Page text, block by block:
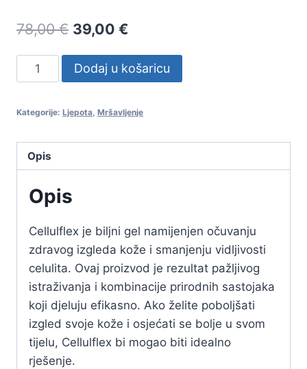
78,00€ Original
price
was:
39,00 €
price
is:
Cellulflex
količina
Dodaj u košaricu
Kategorije: Ljepota Mršavljenje
Opis
Opis
Cellulflex je biljni gel namijenjen očuvanju
zdravog izgleda kože i smanjenju vidljivosti
celulita. Ovaj proizvod je rezultat pažljivog
istraživanja i kombinacije prirodnih sastojaka
koji djeluju efikasno. Ako želite poboljšati
izgled svoje kože i osjećati se bolje u svom
tijelu, Cellulflex bi mogao biti idealno
rješenje.